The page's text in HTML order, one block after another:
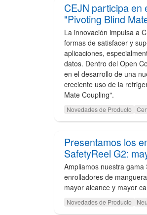
CEJN participa en
"Pivoting Blind
La innovación impulsa a
formas de satisfacer y
aplicaciones,
datos. Dentro del Open
en el desarrollo de una
creciente uso de la
Mate Coupling".
Novedades de Producto
Presentamos los
SafetyReel G2:
Ampliamos nuestra
enrolladores de
mayor alcance y mayor
Novedades de Producto